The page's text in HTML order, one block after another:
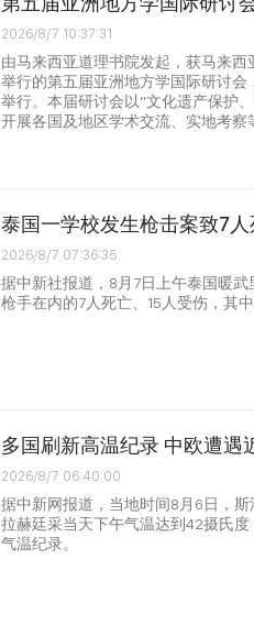
2026/8/7 10:37:31
由马来西亚道理书院发起，获马来
举行的第五届亚洲地方学国际研讨
举行。本届研讨会以“文化遗产保护
开展各国及地区学术交流、实地考察
泰国一学校发生枪击案致7
2026/8/7 07:36:35
据中新社报道，8月7日上午泰国暖
枪手在内的7人死亡、15人受伤，其中
多国刷新高温纪录 中欧遭遇
2026/8/7 06:40:00
据中新网报道，当地时间8月6日，
拉赫廷采当天下午气温达到42摄氏
气温纪录。